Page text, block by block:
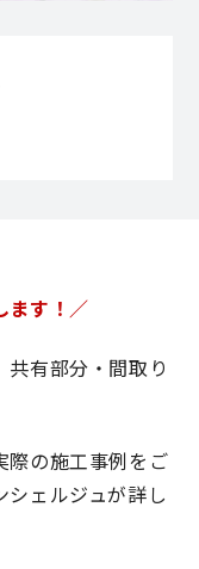
ズサイト
ィネート
ます！／
有部分・間取り
際の施工事例をご
ェルジュが詳し